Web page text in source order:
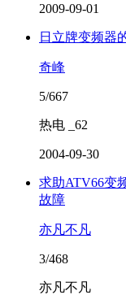
2009-09-01
日立牌变频器
奇峰
5/667
热电 _62
2004-09-30
求助ATV66变
故障
亦凡不凡
3/468
亦凡不凡